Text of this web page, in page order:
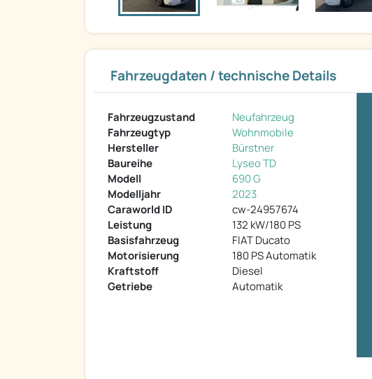
Fahrzeugdaten / technische Details
Fahrzeugzustand
Neufahrzeug
Fahrzeugtyp
Wohnmobile
Hersteller
Bürstner
Baureihe
Lyseo TD
Modell
690 G
Modelljahr
2023
Caraworld ID
cw-24957674
Leistung
132 kW/180 PS
Basisfahrzeug
FIAT Ducato
Motorisierung
180 PS Automatik
Kraftstoff
Diesel
Getriebe
Automatik